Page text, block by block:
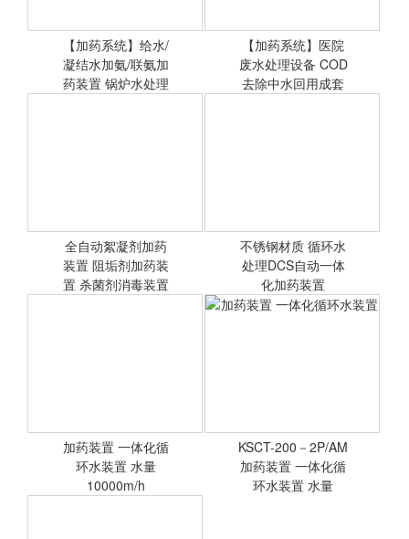
<查看详情> <查看详情>
<查看详情>
【加药系统】给水/
凝结水加氨/联氨加
药装置 锅炉水处理
<查看详情>
【加药系统】医院
废水处理设备 COD
去除中水回用成套
<查看详情>
全自动絮凝剂加药
装置 阻垢剂加药装
置 杀菌剂消毒装置
<查看详情>
不锈钢材质 循环水
处理DCS自动一体
化加药装置
加药装置 一体化循
环水装置 水量
10000m/h
KSCT-200－2P/AM
加药装置 一体化循
环水装置 水量